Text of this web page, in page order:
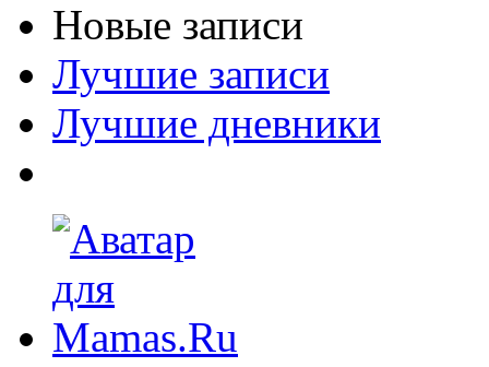
Новые записи
Лучшие записи
Лучшие дневники